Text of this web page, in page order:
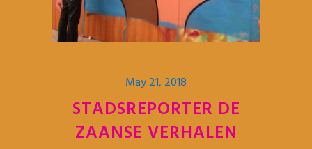
May 21, 2018
STADSREPORTER DE
ZAANSE VERHALEN